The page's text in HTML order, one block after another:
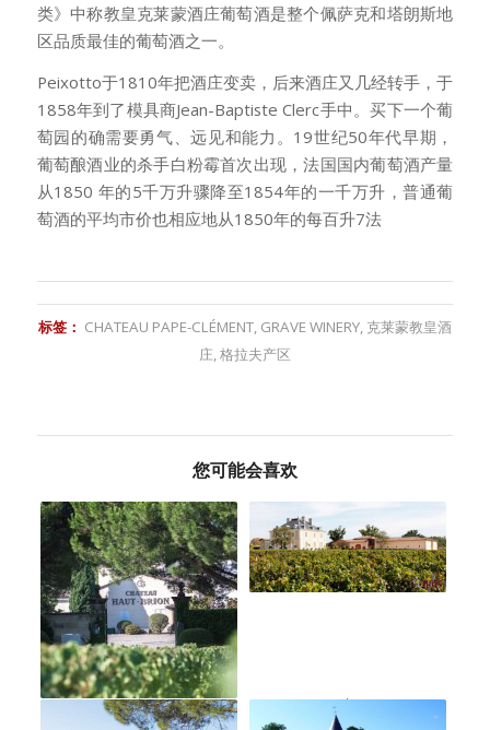
类》中称教皇克莱蒙酒庄葡萄酒是整个佩萨克和塔朗斯地
区品质最佳的葡萄酒之一。
Peixotto于1810年把酒庄变卖，后来酒庄又几经转手，于
1858年到了模具商Jean-Baptiste Clerc手中。买下一个葡
萄园的确需要勇气、远见和能力。19世纪50年代早期，
葡萄酿酒业的杀手白粉霉首次出现，法国国内葡萄酒产量
从1850 年的5千万升骤降至1854年的一千万升，普通葡
萄酒的平均市价也相应地从1850年的每百升7法
标签： CHATEAU PAPE-CLÉMENT, GRAVE WINERY, 克莱蒙教皇酒
庄,格拉夫产区
您可能会喜欢